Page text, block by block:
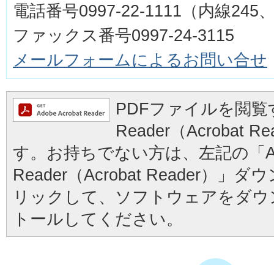
電話番号0997-22-1111（内線245
ファックス番号0997-24-3115
メールフォームによるお問い合せ
PDFファイルを閲
Reader（Acrobat
す。お持ちでない方は、左記の「
Reader（Acrobat Reader）」ダ
リックして、ソフトウェアをダ
トールしてください。